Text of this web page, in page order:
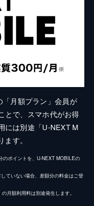
「月額プラン」会員が
とで、スマホ代がお得
には別途「U-NEXT M
す。
のポイントを、U-NEXT MOBILEの
ていない場合、差額分の料金はご登
月額利用料は別途発生します。